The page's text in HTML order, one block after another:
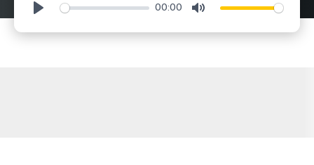
Play 00:00 Mute